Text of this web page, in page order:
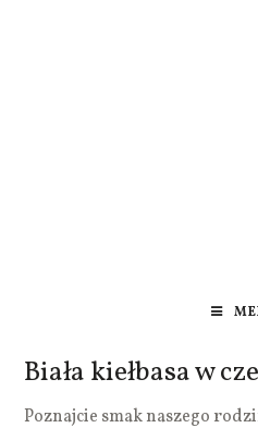
Biała kiełbasa w
Poznajcie smak naszego